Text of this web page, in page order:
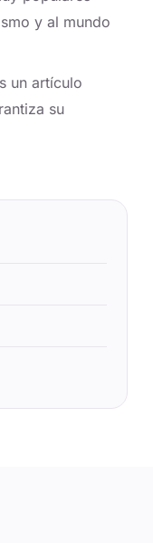
y al mundo
un artículo
su